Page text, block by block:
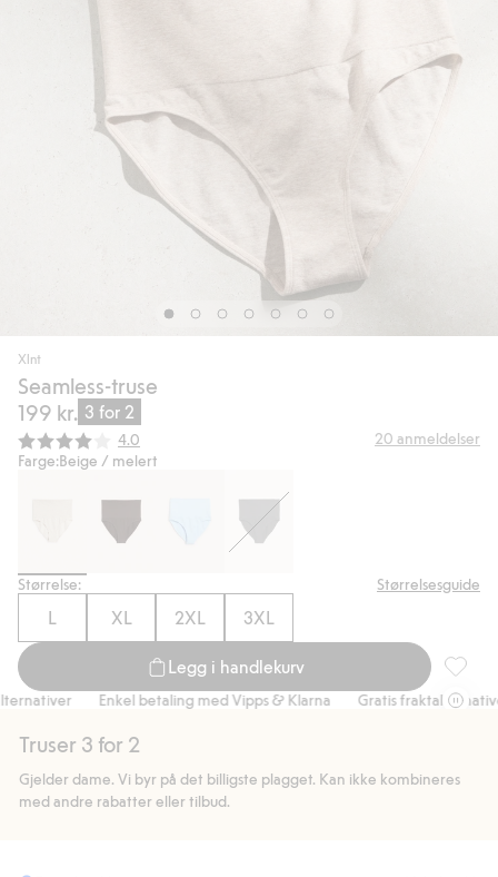
Xlnt
Seamless-truse
199 kr. 3 for 2
Gjennomsnittskarakter:
4.0 20 anmeldelser
Farge:Beige / melert
Størrelse: Størrelsesguide
L XL 2XL 3XL
Legg i handlekurv
Enkel betaling med Vipps & Klarna Gratis fraktalternativer
Truser 3 for 2
Gjelder dame. Vi byr på det billigste plagget. Kan ikke kombineres
med andre rabatter eller tilbud.